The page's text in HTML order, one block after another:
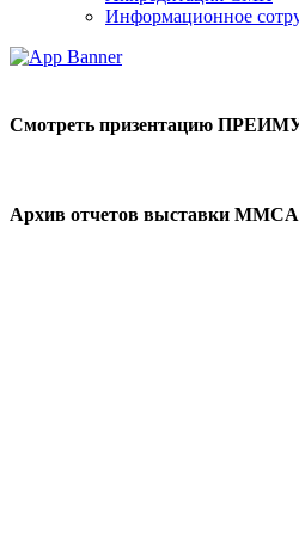
Информационное
Смотреть призентацию
Архив отчетов выставки MMCA